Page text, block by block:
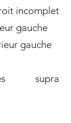
incomplet
gauche
gauche
supra